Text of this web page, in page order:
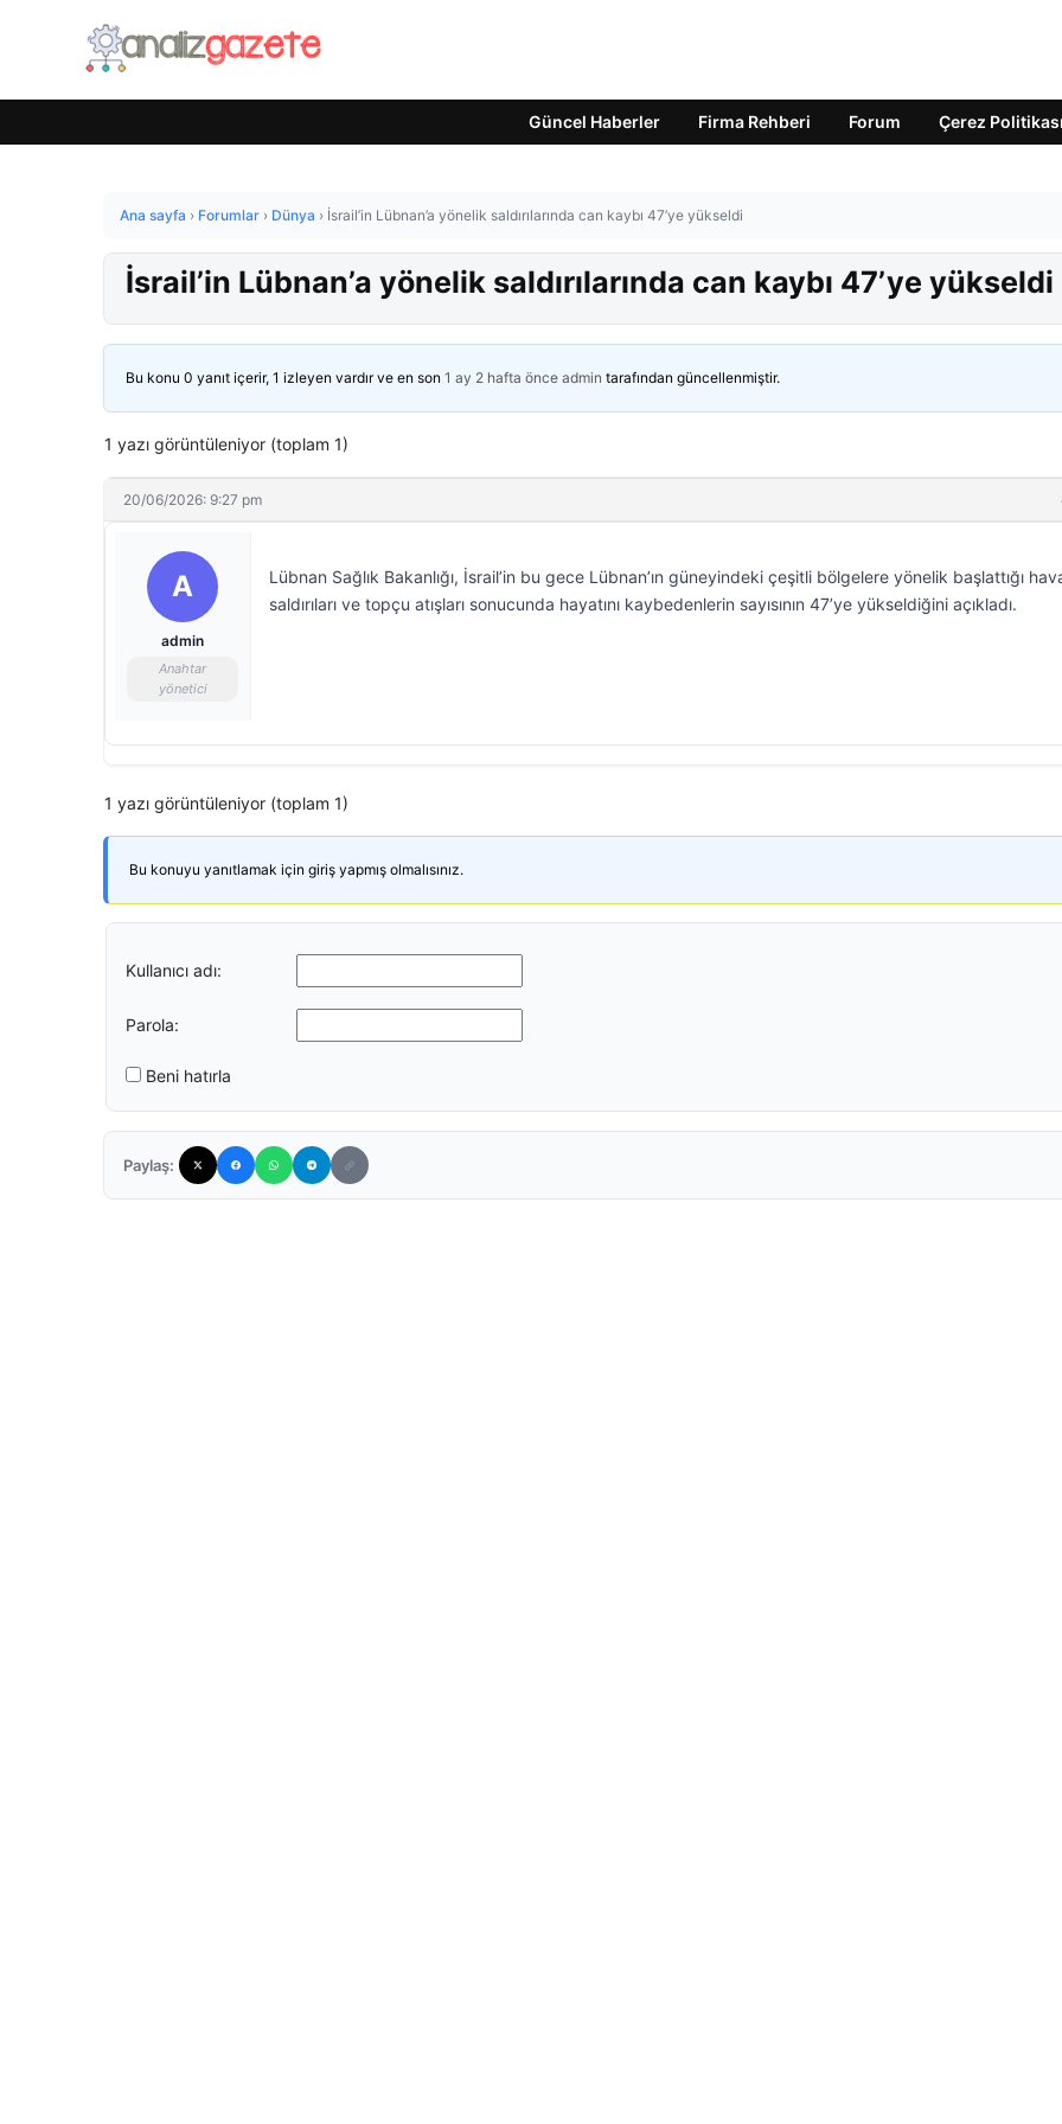
Güncel Haberler Firma Rehberi Forum Çerez Politikası
Ana sayfa › Forumlar › Dünya › İsrail’in Lübnan’a yönelik saldırılarında can kaybı 47’ye yükseldi
İsrail’in Lübnan’a yönelik saldırılarında can kaybı 47’ye yükseldi
Bu konu 0 yanıt içerir, 1 izleyen vardır ve en son 1 ay 2 hafta önce admin tarafından güncellenmiştir.
1 yazı görüntüleniyor (toplam 1)
20/06/2026: 9:27 pm
A
admin
Anahtar
yönetici
Lübnan Sağlık Bakanlığı, İsrail’in bu gece Lübnan’ın güneyindeki çeşitli bölgelere yönelik başlattığı
saldırıları ve topçu atışları sonucunda hayatını kaybedenlerin sayısının 47’ye yükseldiğini açıkladı.
1 yazı görüntüleniyor (toplam 1)
Bu konuyu yanıtlamak için giriş yapmış olmalısınız.
Kullanıcı adı:
Parola:
Beni hatırla
Paylaş: